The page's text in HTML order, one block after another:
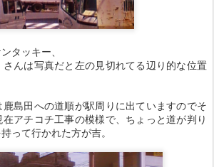
タッキー、
さんは写真だと左の見切れてる辺り的な位置
島田への道順が駅周りに出ていますのでそ
アチコチ工事の模様で、ちょっと道が判り
って行かれた方が吉。